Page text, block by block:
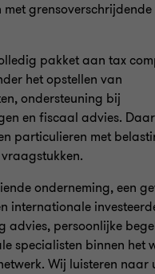
met
pakket aan tax
het opstellen van
ondersteuning bij
en fiscaal advies.
particulieren met
onderneming, een
internationale
advies, persoonlijke
specialisten binnen het
Wij luisteren naar